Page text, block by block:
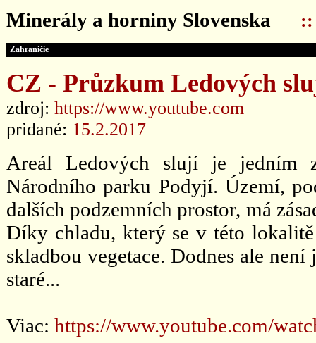
Minerály a horniny Slovenska ::
Zahraničie
CZ - Průzkum Ledových
zdroj: https://www.youtube.com
pridané: 15.2.2017
Areál Ledových slují je jedním
Národního parku Podyjí. Území,
dalších podzemních prostor, má
Díky chladu, který se v této
skladbou vegetace. Dodnes ale
staré...
Viac: https://www.youtube.com/